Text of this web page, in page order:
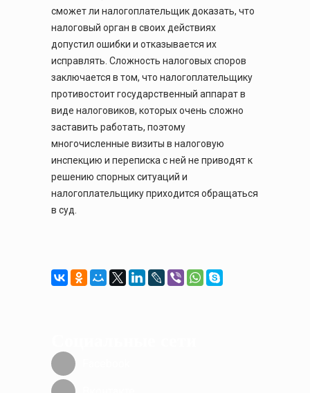
сможет ли налогоплательщик доказать, что
налоговый орган в своих действиях
допустил ошибки и отказывается их
исправлять. Сложность налоговых споров
заключается в том, что налогоплательщику
противостоит государственный аппарат в
виде налоговиков, которых очень сложно
заставить работать, поэтому
многочисленные визиты в налоговую
инспекцию и переписка с ней не приводят к
решению спорных ситуаций и
налогоплательщику приходится обращаться
в суд.